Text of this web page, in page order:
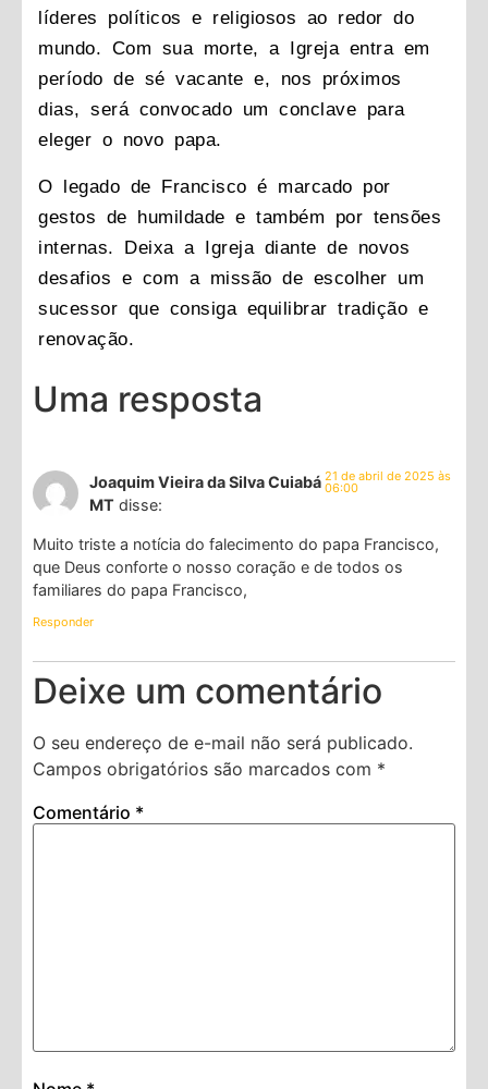
líderes políticos e religiosos ao redor do
mundo. Com sua morte, a Igreja entra em
período de sé vacante e, nos próximos
dias, será convocado um conclave para
eleger o novo papa.
O legado de Francisco é marcado por
gestos de humildade e também por tensões
internas. Deixa a Igreja diante de novos
desafios e com a missão de escolher um
sucessor que consiga equilibrar tradição e
renovação.
Uma resposta
Joaquim Vieira da Silva Cuiabá
MT disse:
21 de abril de 2025 às
06:00
Muito triste a notícia do falecimento do papa Francisco,
que Deus conforte o nosso coração e de todos os
familiares do papa Francisco,
Responder
Deixe um comentário
O seu endereço de e-mail não será publicado.
Campos obrigatórios são marcados com *
Comentário *